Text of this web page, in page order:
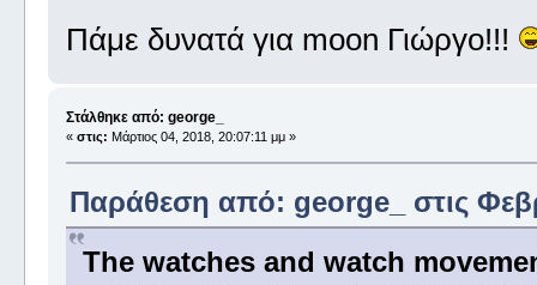
Πάμε δυνατά για moon Γιώργο!!!
Στάλθηκε από: george_
« στις: Μάρτιος 04, 2018, 20:07:11 μμ »
Παράθεση από: george_ στις
The watches and watch